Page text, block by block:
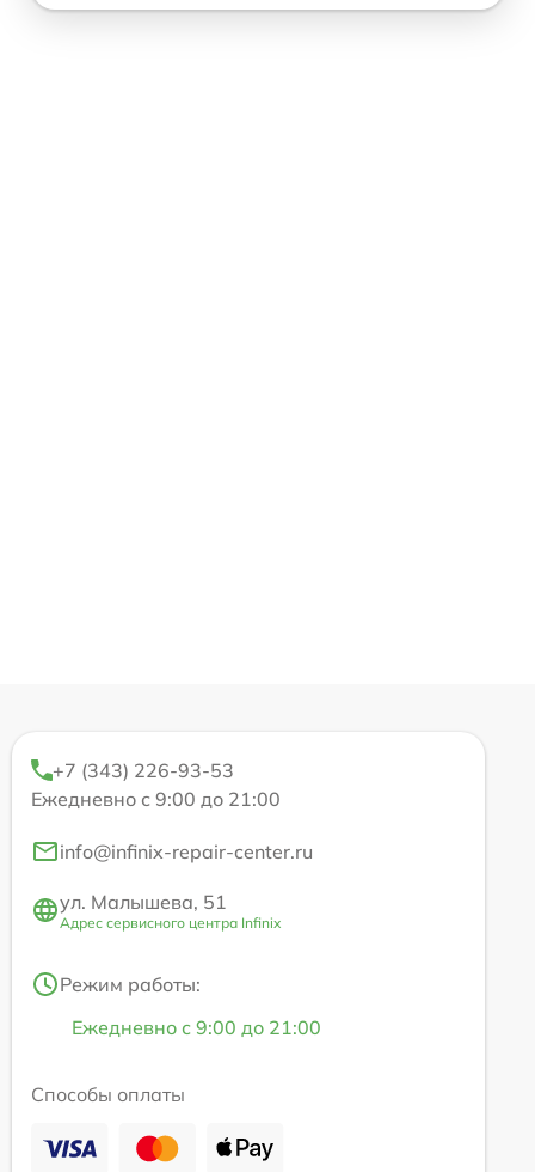
+7 (343) 226-93-53
Ежедневно с 9:00 до 21:00
info@infinix-repair-center.ru
ул. Малышева, 51
Адрес сервисного центра Infinix
Режим работы:
Ежедневно с 9:00 до 21:00
Способы оплаты